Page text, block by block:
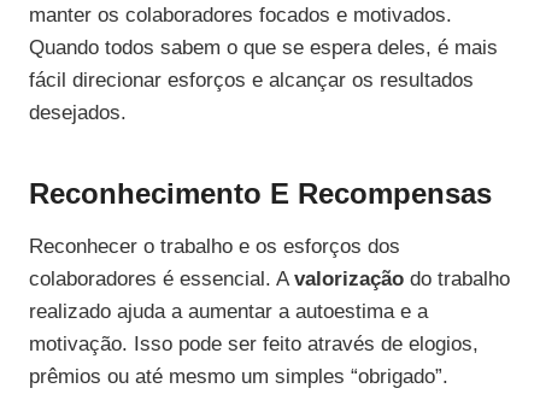
manter os colaboradores focados e motivados.
Quando todos sabem o que se espera deles, é mais
fácil direcionar esforços e alcançar os resultados
desejados.
Reconhecimento E Recompensas
Reconhecer o trabalho e os esforços dos
colaboradores é essencial. Avalorização do trabalho
realizado ajuda a aumentar a autoestima e a
motivação. Isso pode ser feito através de elogios,
prêmios ou até mesmo um simples “obrigado”.